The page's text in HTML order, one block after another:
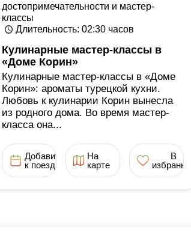
достопримечательности и мастер-
классы
Длительность: 02:30 часов
Кулинарные мастер-классы в
«Доме Корин»
Кулинарные мастер-классы в «Доме
Корин»: ароматы турецкой кухни.
Любовь к кулинарии Корин вынесла
из родного дома. Во время мастер-
класса она...
Добавить
к поездке
На
карте
В
избранное